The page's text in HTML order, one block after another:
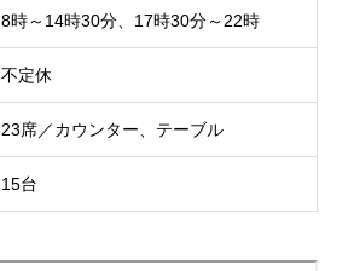
8時～14時30分、17時30分～22時
不定休
23席／カウンター、テーブル
15台